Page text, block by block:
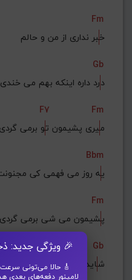
🎉 ویژگی جدید:
🎸 حالا می‌تونی
لامینور دفعه‌های بعدی
Fm
خبر نداری از من و حالم
Gb
درد داره اینکه بهم می خندی
F7
Fm
میری پشیمون تو برمی گردی
Bbm
یه روز می فهمی کی
Fm
پشیمون می شی برمی گردی
Gb
شاید نباشم آدم سابق